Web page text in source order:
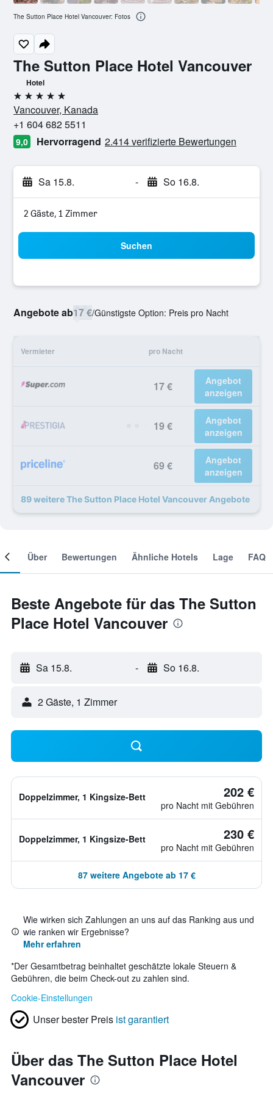
The Sutton Place Hotel Vancouver
Hotel
5 Sterne
Vancouver, Kanada
+1 604 682 5511
9,0 Hervorragend 2.414 verifizierte Bewertungen
Sa 15.8. - So 16.8.
2 Gäste, 1 Zimmer
Suchen
Angebote ab17 €/Günstigste Option: Preis pro Nacht
Vermieter pro Nacht
17 €
Angebot
anzeigen
19 €
Angebot
anzeigen
69 €
Angebot
anzeigen
89 weitere The Sutton Place Hotel Vancouver Angebote
The Sutton Place Hotel Vancouver: Fotos
Über Bewertungen Ähnliche Hotels Lage FAQ
Beste Angebote für das The Sutton
Place Hotel Vancouver
Sa 15.8. - So 16.8.
2 Gäste, 1 Zimmer
Doppelzimmer, 1 Kingsize-Bett 202 €
pro Nacht mit Gebühren
Doppelzimmer, 1 Kingsize-Bett 230 €
pro Nacht mit Gebühren
87 weitere Angebote ab 17 €
Wie wirken sich Zahlungen an uns auf das Ranking aus und
wie ranken wir Ergebnisse?
Mehr erfahren
*Der Gesamtbetrag beinhaltet geschätzte lokale Steuern &
Gebühren, die beim Check-out zu zahlen sind.
Cookie-Einstellungen
Unser bester Preis ist garantiert
Über das The Sutton Place Hotel
Vancouver